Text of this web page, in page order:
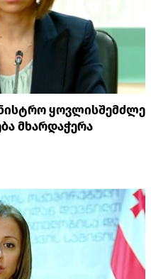
ყოვლისშემძლე
მხარდაჭერა